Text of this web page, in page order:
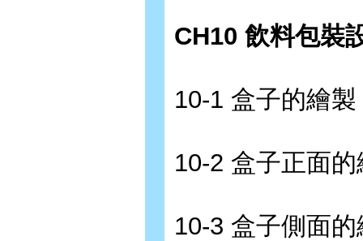
CH10 飲料包裝
10-1 盒子的繪製
10-2 盒子正面
10-3 盒子側面